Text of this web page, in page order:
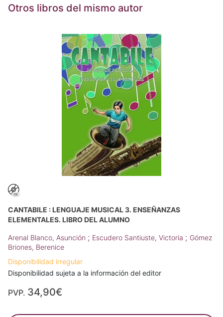
Otros libros del mismo autor
CANTABILE : LENGUAJE MUSICAL 3. ENSEÑANZAS
ELEMENTALES. LIBRO DEL ALUMNO
Arenal Blanco, Asunción ; Escudero Santiuste, Victoria ; Gómez
Briones, Berenice
Disponibilidad irregular
Disponibilidad sujeta a la información del editor
PVP. 34,90€